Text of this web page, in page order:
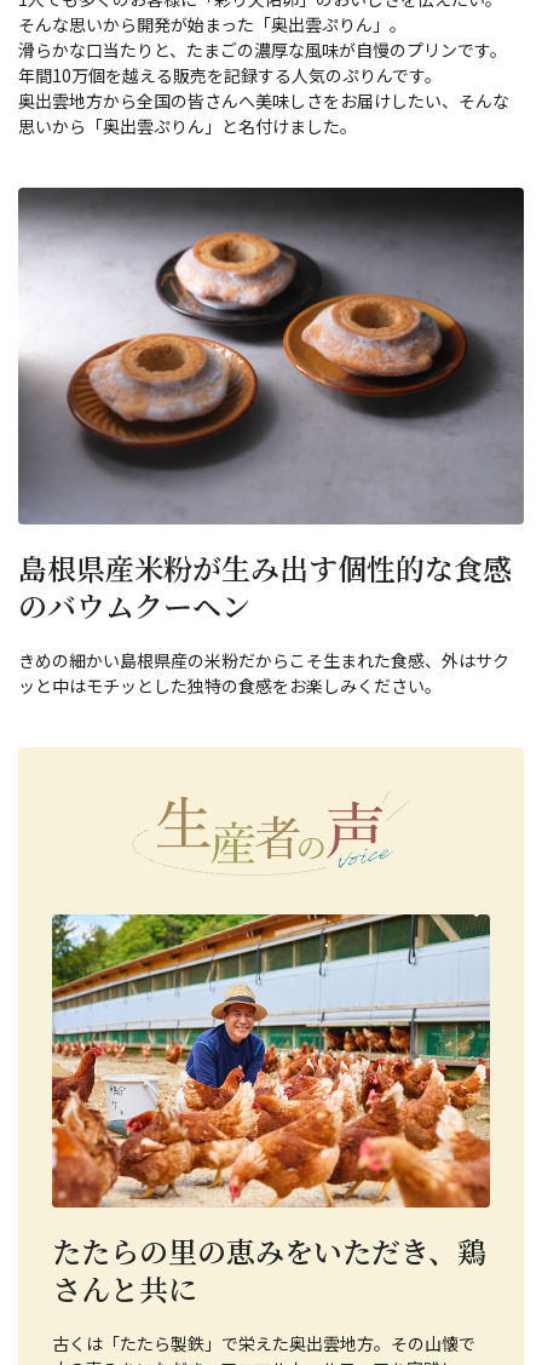
そんな思いから開発が始まった「奥出雲ぷりん」。
滑らかな口当たりと、たまごの濃厚な風味が自慢のプリンです。
年間10万個を越える販売を記録する人気のぷりんです。
奥出雲地方から全国の皆さんへ美味しさをお届けしたい、そんな
思いから「奥出雲ぷりん」と名付けました。
島根県産米粉が生み出す個性的な食感
のバウムクーヘン
きめの細かい島根県産の米粉だからこそ生まれた食感、外はサク
ッと中はモチッとした独特の食感をお楽しみください。
たたらの里の恵みをいただき、鶏
さんと共に
古くは「たたら製鉄」で栄えた奥出雲地方。その山懐で